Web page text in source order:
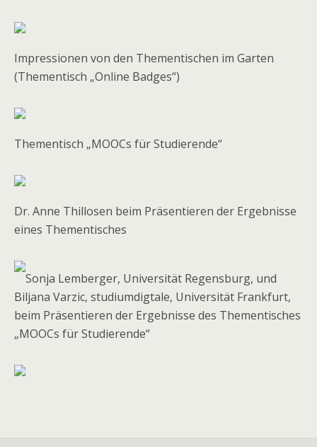
Impressionen von den Thementischen im Garten
(Thementisch „Online Badges“)
Thementisch „MOOCs für Studierende“
Dr. Anne Thillosen beim Präsentieren der Ergebnisse
eines Thementisches
Sonja Lemberger, Universität Regensburg, und
Biljana Varzic, studiumdigtale, Universität Frankfurt,
beim Präsentieren der Ergebnisse des Thementisches
„MOOCs für Studierende“